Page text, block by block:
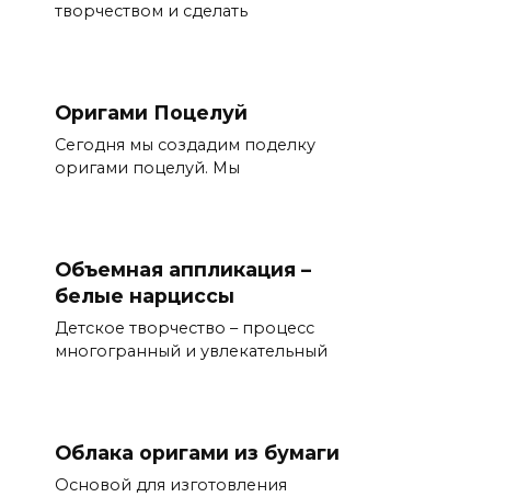
творчеством и сделать
Оригами Поцелуй
Сегодня мы создадим поделку
оригами поцелуй. Мы
Объемная аппликация –
белые нарциссы
Детское творчество – процесс
многогранный и увлекательный
Облака оригами из бумаги
Основой для изготовления